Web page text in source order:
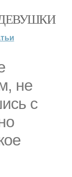
ДЕВУШКИ
не
с